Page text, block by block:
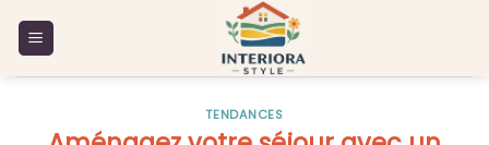
TENDANCES